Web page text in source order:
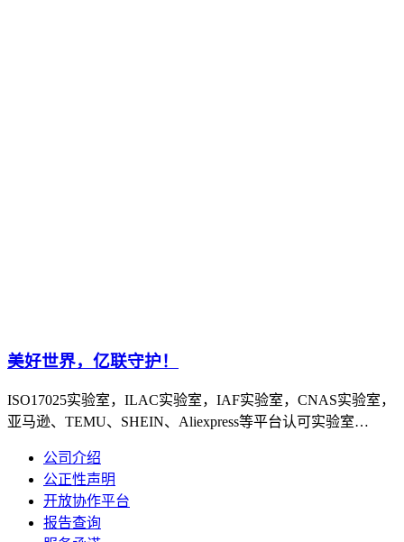
美好世界，亿联守护！
ISO17025实验室，ILAC实验室，IAF实验室，CNAS实验室，
亚马逊、TEMU、SHEIN、Aliexpress等平台认可实验室…
公司介绍
公正性声明
开放协作平台
报告查询